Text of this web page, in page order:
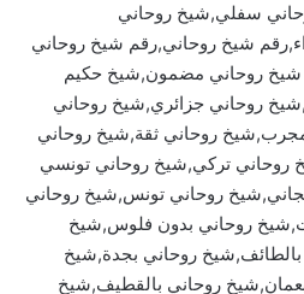
سفلي,شيخ روحاني
شيخ روحاني,رقم شيخ روحاني
شيخ روحاني مضمون,شيخ حكيم
روحاني جزائري,شيخ روحاني
روحاني ثقة,شيخ روحاني
روحاني تركي,شيخ روحاني تونسي
روحاني تونس,شيخ روحاني
روحاني بدون فلوس,شيخ
بالطائف,شيخ روحاني بجدة,شيخ
روحاني بالقطيف,شيخ